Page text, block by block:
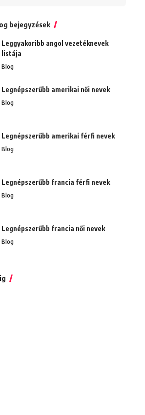
bejegyzések
Leggyakoribb angol vezetéknevek
listája
Blog
Legnépszerűbb amerikai női nevek
Blog
Legnépszerűbb amerikai férfi nevek
Blog
Legnépszerűbb francia férfi nevek
Blog
Legnépszerűbb francia női nevek
Blog